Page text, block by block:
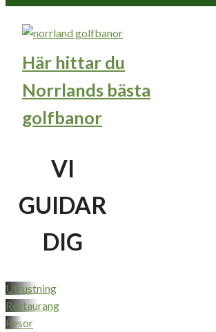
Här hittar du
Norrlands bästa
golfbanor
VI
GUIDAR
DIG
Utrustning
Restaurang
Resor